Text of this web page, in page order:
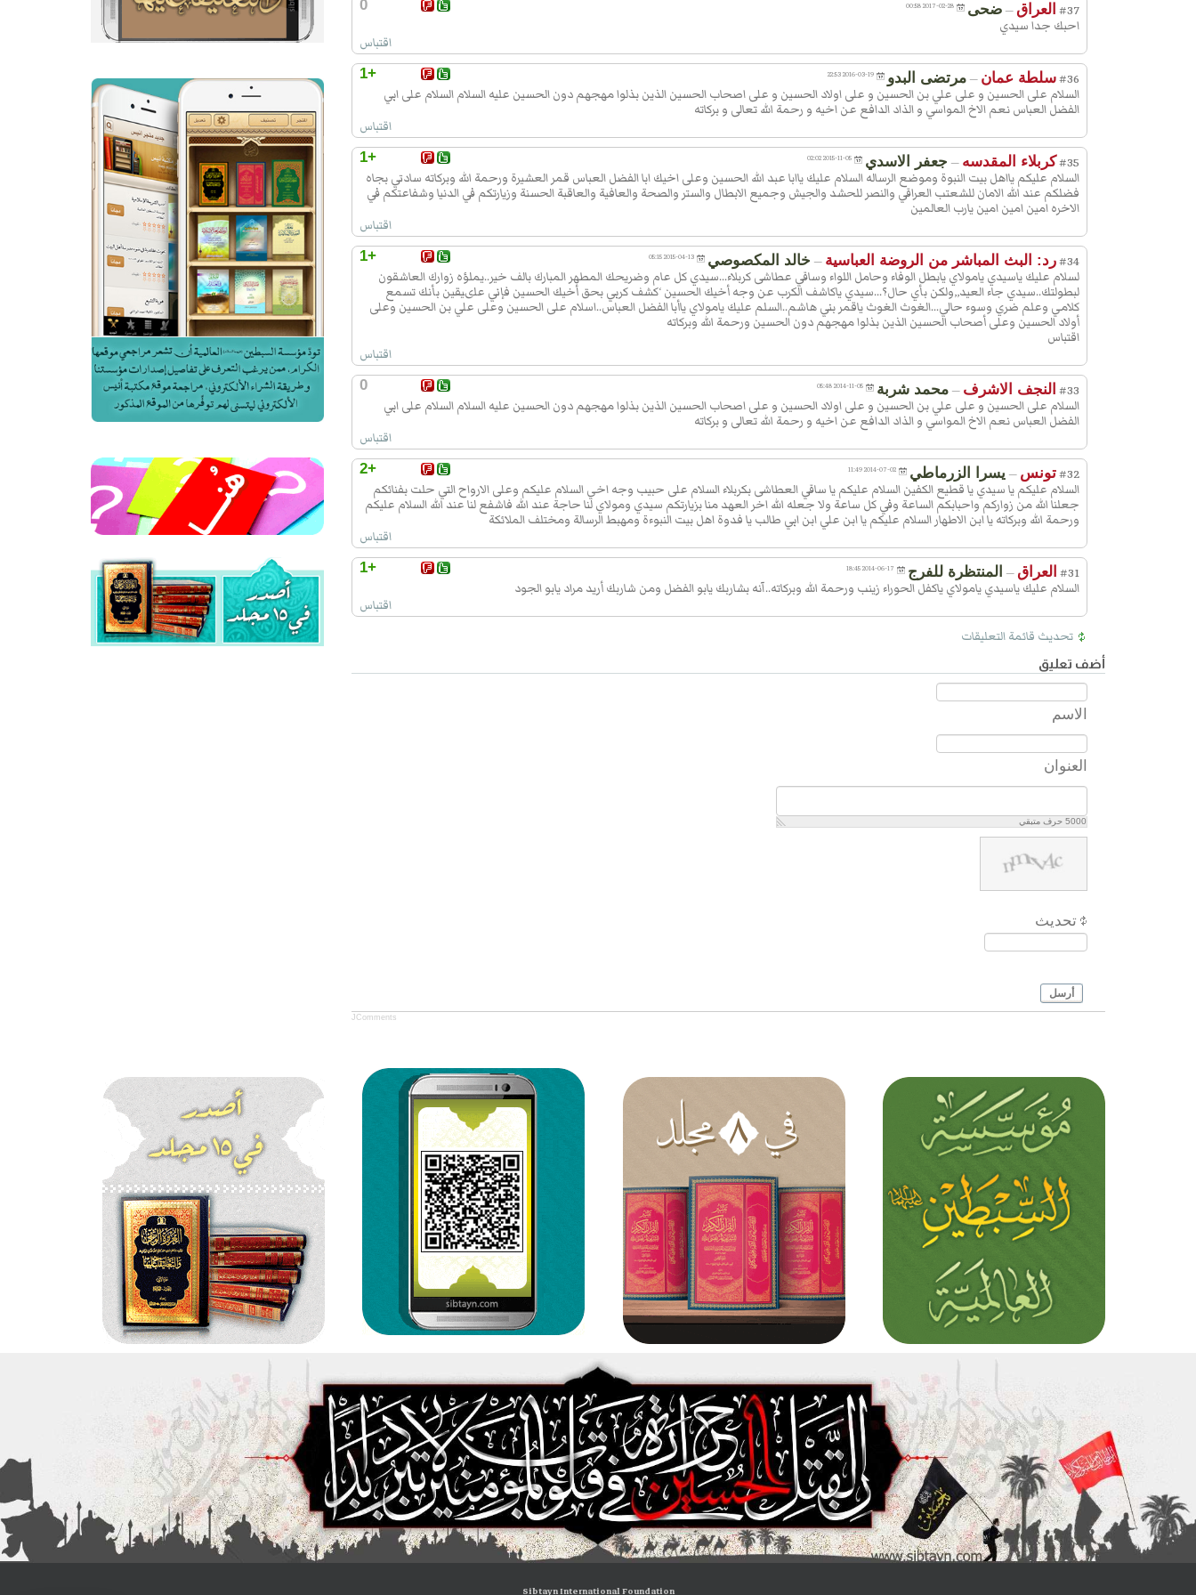
وَاَعْطاكَ مِنْ جِنانِهِ اَفْسَحَها مَنْزِلاً وَاَفْضَلَها
مَعَ النَّبِيّينَ وَالصِّدّيقينَ وَالشُّهَداءِ
وَالصّالِحينَ وَحَسُنَ اُولئِكَ رَفيقاً، اَشْهَدُ اَنَّكَ
لَمْ تَهِنْ وَلَمْ تَنْكُلْ، وَاَنَّكَ مَضَيْتَ عَلى
وَمُتَّبِعاً لِلنَّبِيّينَ، فَجَمَعَ اللهُ بَيْنَنا وَبَيْنَكَ وَبَيْنَ
رَسُولِهِ وَاَوْلِيائِهِ فِي مَنازِلِ الُْمخْبِتينَ، فَاِنَّهُ
اَرْحَمُ الرّاحِمينَ.
أقول : مِن المستحسن أن يُزار بهذه
الزّيارة خلف القبر مستقبل القبلة كما
قال الشّيخ في التّهذيب ، ثمّ ادخل فانكبّ
على القبر وقُل وأنت مستقبل القبلة :
اَلسَّلامُ عَلَيْكَ اَيُّهَا الْعَبْدُ الصّالِحُ،
واعلم ايضاً انّ الى هُنا تنتهي زيارة
ابن طاوُس والشّيخ المفيد وغيرهما ذيلوها
قائلين: ثمّ انحرف الى عند الرّأس فصلّ
ركعتين ثمّ صلّ بعدهما ما بدا لك وادعُ الله
اَللّـهُمَّ صَلِّ عَلى مُحَمَّد وَآلِ مُحَمَّد، وَلا تَدَعْ
لي فِي هذَا الْمَكانِ الْمُكَرَّمِ وَالْمَشْهَدِ
الْمُعَظَّمِ ذَنْباً اِلاّ غَفَرْتَهُ، وَلا هَمّاً اِلاّ فَرَّجَتَهُ،
وَلا مَرَضاً اِلاّ شَفَيْتَهُ، وَلا عَيْباً اِلاّ سَتَرْتَهُ، وَلا
رِزْقاً اِلاّ بَسَطْتَهُ، وَلا خَوْفاً الاّ آمَنْتَهُ، وَلا
شَمْلاً اِلاّ جَمَعْتَهُ، وَلا غائِباً اِلاّ حَفَظْتَهُ
وَاَدْنَيْتَهُ، وَلا حاجَةً مِنْ حَوائِجِ الدُّنْيا وَالاْخِرَةِ
لَكَ فيها رِضىً وَلِيَ فيها صَلاحٌ اِلاّ قَضَيْتَها يا
اَرْحَمَ الرّاحِمينَ.
وقُل :
الْوَصِيّينَ، اَلسَّلامُ عَلَيْكَ يَا بْنَ اَوَّلِ الْقَوْمِ
للهِ وَلِرَسُولِهِ وَلاَِخيكَ فَنِعْمَ الاَْخُ الْمُواسي،
فَلَعَنَ اللهُ اُمَّةً قَتَلَتْكَ، وَلَعَنَ اللهُ اُمَّةً
تَجْعَلَ رِزْقي بِهِمْ دارّاً وَعَيْشي بِهِمْ قارّاً،
وَزِيارَتي بِهِمْ مَقْبُولَةً وَحَياتي بِهِمْ طَيِّبَةً،
وَاَدْرِجْني اِدْراجَ الْمُكْرَمينَ، وَاجْعَلْني مِمَّنْ
يَنْقَلِبُ مِنْ زِيارَةِ مَشاهِدِ اَحِبّائِكَ مُفْلِحاً
مُنْجِحاً، قَدِ اسْتَوْجَبَ غُفْرانَ الذُّنُوبِ وَسَتْرَ
الْعُيُوبِ وَكَشْفَ الْكُرُوبِ، اِنَّكَ اَهْلُ التَّقْوى
وَاَهْلُ الْمَغْفِرَةِ .
فاذا أردت وداعه فادنُ من القبر الشّريف
وودّعه بما وَرد في رواية أبي حمزة
الثّمالي وذكره العلماء أيضاً :
اَسْتَوْدِعُكَ اللهَ وَاَسْتَرْعيكَ وَاَقْرَأُ عَلَيْكَ
اَلسَّلامَ، آمَنّا بِاللهِ وَبِرَسُولِهِ وَبِكِتابِهِ وَبِما
الشّاهِدينَ، اَللّـهُمَّ لا تَجْعَلْهُ آخِرَ الْعَهْدِ مِنْ
زِيارَتي قَبْرَ ابْنِ اَخي رَسُولِكَ صَلَّى اللهُ
عَلَيْهِ وَآلِهِ، وَارْزُقْني زِيارَتَهُ اَبَداً ما اَبْقَيْتَني
وَاحْشُرْني مَعَهُ وَمَعَ آبائِهِ فِي الجِنانِ،
وَعَرِّفْ بَيْني وَبَيْنَهُ وَبَيْنَ رَسُولِكَ وَاَوْلِيائِكَ،
اَللّـهُمَّ صَلِّ عَلى مُحَمَّد وَآلِ مُحَمَّد وَتَوَفَّني
عَلَى الاْيمانِ بِكَ وَالتَّصْديقِ بِرَسُولِكَ
وَالْوِلايَةِ لِعَليِّ بْنِ اَبي طالِب وَالاَْئِمَّةِ مِنْ
وُلْدِهِ عَلَيْهِمُ السَّلامُ وَالْبَراءَةِ مِنْ عَدُوِّهِمْ،
0 #37 العراق — ضحى 2017-02-28 00:58
احبك جدا سيدي
اقتباس
+1 #36سلطة عمان — مرتضى البدو 2016-03-19 22:53
السلام على الحسين و على علي بن الحسين و على اولاد الحسين و على اصحاب الحسين الذين بذلوا مهجهم دون الحسين عليه السلام السلام على ابي
الفضل العباس نعم الاخ المواسي و الذاد الدافع عن اخيه و رحمة الله تعالى و بركاته
اقتباس
+1 #35كربلاء المقدسه — جعفر الاسدي 2015-11-05 02:02
السلام عليكم يااهل بيت النبوة وموضع الرساله السلام عليك ياابا عبد الله الحسين وعلى اخيك ابا الفضل العباس قمر العشيرة ورحمة الله وبركاته سادتي بجاه
فضلكم عند الله الامان للشعتب العراقي والنصر للحشد والجيش وجميع الابطال والستر والصحة والعافية والعاقبة الحسنة وزيارتكم في الدنيا وشفاعتكم في
الاخره امين امين امين يارب العالمين
اقتباس
+1 #34رد: البث المباشر من الروضة العباسية — خالد المكصوصي 2015-04-13 05:15
لسلام عليك ياسيدي يامولاي يابطل الوفاء وحامل اللواء وساقي عطاشى كربلاء...سيدي كل عام وضريحك المطهر المبارك بالف خير..يملؤه زوارك العاشقون
لبطولتك..سيدي جاء العيد,,ولكن بأي حال؟...سيدي ياكاشف الكرب عن وجه أخيك الحسين ‘كشف كربي بحق أخيك الحسين فإني علىيقين بأنك تسمع
كلامي وعلم ضري وسوء حالي...الغوث الغوث ياقمر بني هاشم..السلم عليك يامولاي ياأبا الفضل العباس..اسلام على الحسين وعلى علي بن الحسين وعلى
أولاد الحسين وعلى أصحاب الحسين الذين بذلوا مهجهم دون الحسين ورحمة الله وبركاته
اقتباس
اقتباس
0 #33 النجف الاشرف — محمد شربة 2014-11-05 05:48
السلام على الحسين و على علي بن الحسين و على اولاد الحسين و على اصحاب الحسين الذين بذلوا مهجهم دون الحسين عليه السلام السلام على ابي
الفضل العباس نعم الاخ المواسي و الذاد الدافع عن اخيه و رحمة الله تعالى و بركاته
اقتباس
+2 #32تونس — يسرا الزرماطي 2014-07-02 11:49
السلام عليكم يا سيدي يا قطيع الكفين السلام عليكم يا ساقي العطاشى بكربلاء السلام على حبيب وجه اخي السلام عليكم وعلى الارواح التي حلت بفنائكم
جعلنا الله من زواركم واحبابكم الساعة وفي كل ساعة ولا جعله الله اخر العهد منا بزيارتكم سيدي ومولاي لنا حاجة عند الله فاشفع لنا عند الله السلام عليكم
ورحمة الله وبركاته يا ابن الاطهار السلام عليكم يا ابن علي ابن ابي طالب يا فدوة اهل بيت النبوءة ومهبط الرسالة ومختلف الملائكة
اقتباس
+1 #31 العراق — المنتظرة للفرج 2014-06-17 18:45
السلام عليك ياسيدي يامولاي ياكفل الحوراء زينب ورحمة الله وبركاته..آنه بشاربك يابو الفضل ومن شاربك أريد مراد يابو الجود
اقتباس
تحديث قائمة التعليقات
أضف تعليق
الاسم
العنوان
5000 حرف متبقي
تحديث
أرسل
JComments
Sibtayn International Foundation